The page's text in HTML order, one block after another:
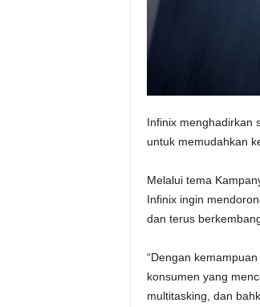
Infinix menghadirkan
untuk memudahkan
Melalui tema
Infinix ingin
dan terus
“Dengan
konsumen yang
multitasking, dan